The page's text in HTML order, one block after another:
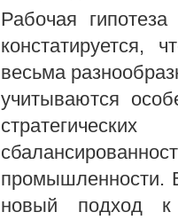
Рабочая
констатируется,
весьма
учитываются
промышленности.
новый подход к